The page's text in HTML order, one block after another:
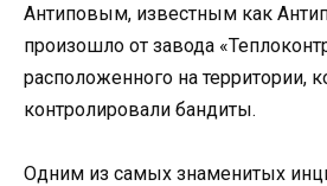
Антиповым, известным как
произошло от завода
расположенного на территории,
контролировали бандиты.
Одним из самых знаменитых